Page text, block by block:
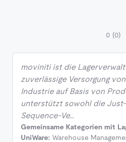
0 (0)
moviniti ist die
zuverlässige Versorgung
Industrie auf Basis von
unterstützt sowohl die
Sequence-Ve…
Gemeinsame Kategorien mit
UniWare: Warehouse